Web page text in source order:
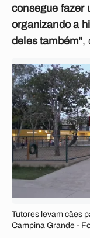
consegue fazer
organizando a
deles também",
Tutores levam cães
Campina Grande -